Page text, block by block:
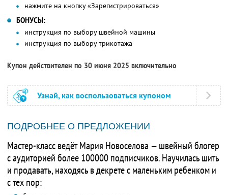
нажмите на кнопку «Зарегистрироваться»
БОНУСЫ:
инструкция по выбору швейной машины
инструкция по выбору трикотажа
Купон действителен по 30 июня 2025 включительно
Узнай, как воспользоваться купоном
ПОДРОБНЕЕ О ПРЕДЛОЖЕНИИ
Мастер-класс ведёт Мария Новоселова — швейный блогер
с аудиторией более 100000 подписчиков. Научилась шить
и продавать, находясь в декрете с маленьким ребенком и
с тех пор: